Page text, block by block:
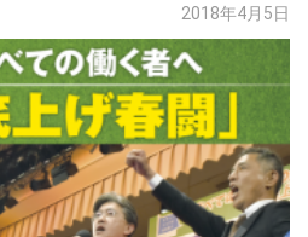
2018年4月5日